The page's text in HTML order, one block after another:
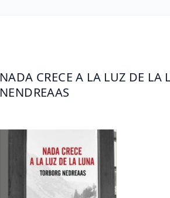
NADA CRECE A LA LUZ DE LA
NENDREAAS